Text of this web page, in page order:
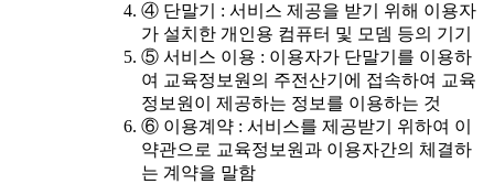
④ 단말기 : 서비스 제공을 받기 위해 이용자
가 설치한 개인용 컴퓨터 및 모뎀 등의 기기
⑤ 서비스 이용 : 이용자가 단말기를 이용하
여 교육정보원의 주전산기에 접속하여 교육
정보원이 제공하는 정보를 이용하는 것
⑥ 이용계약 : 서비스를 제공받기 위하여 이
약관으로 교육정보원과 이용자간의 체결하
는 계약을 말함